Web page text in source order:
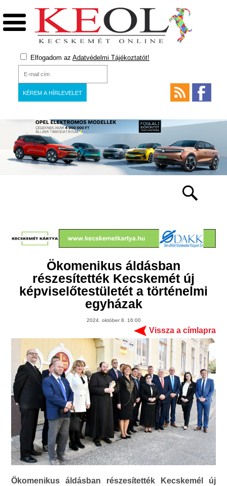
Elfogadom az Adatvédelmi Tájékoztatót!
Ökomenikus áldásban
részesítették Kecskemét új
képviselőtestületét a történelmi
egyházak
2024. október 8. 16:00
Vissza a címlapra
Ökomenikus áldásban részesítették Kecskemél új